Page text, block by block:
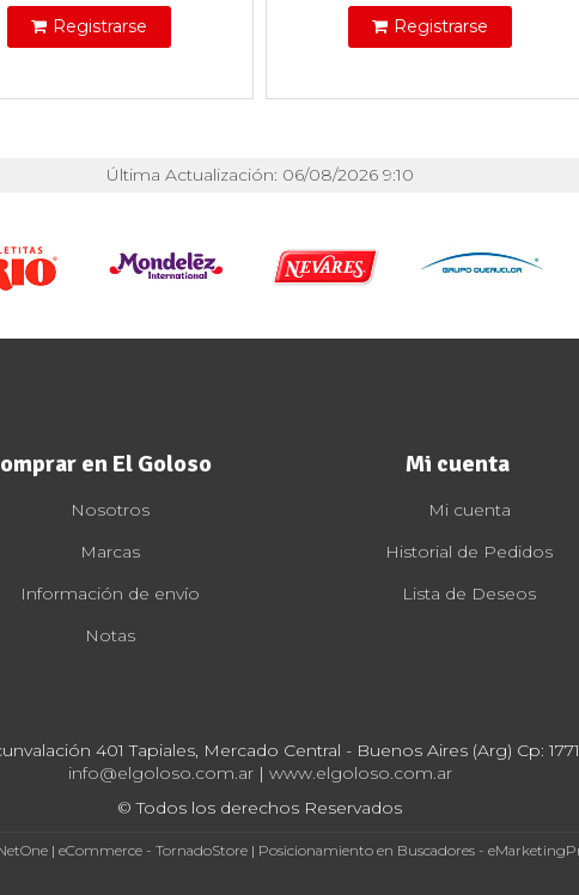
Registrarse Registrarse
Última Actualización: 06/08/2026 9:10
en El Goloso
Nosotros
Marcas
Información de envío
Notas
Mi cuenta
Mi cuenta
Historial de Pedidos
Lista de Deseos
401 Tapiales, Mercado Central - Buenos Aires (Arg) Cp:
info@elgoloso.com.ar| www.elgoloso.com.ar
© Todos los derechos Reservados
| eCommerce - TornadoStore| Posicionamiento en Buscadores -